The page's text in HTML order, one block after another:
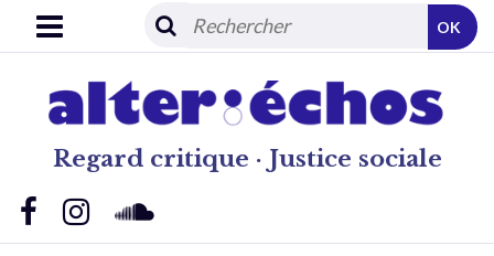
Regard critique · Justice sociale
OK